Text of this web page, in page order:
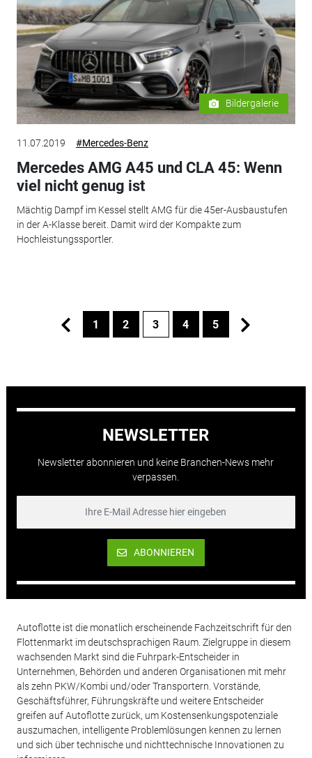
Bildergalerie
11.07.2019 #Mercedes-Benz
Mercedes AMG A45 und CLA 45: Wenn
viel nicht genug ist
Mächtig Dampf im Kessel stellt AMG für die 45er-Ausbaustufen
in der A-Klasse bereit. Damit wird der Kompakte zum
Hochleistungssportler.
1 2 3 4 5
NEWSLETTER
Newsletter abonnieren und keine Branchen-News mehr
verpassen.
ABONNIEREN
Autoflotte ist die monatlich erscheinende Fachzeitschrift für den
Flottenmarkt im deutschsprachigen Raum. Zielgruppe in diesem
wachsenden Markt sind die Fuhrpark-Entscheider in
Unternehmen, Behörden und anderen Organisationen mit mehr
als zehn PKW/Kombi und/oder Transportern. Vorstände,
Geschäftsführer, Führungskräfte und weitere Entscheider
greifen auf Autoflotte zurück, um Kostensenkungspotenziale
auszumachen, intelligente Problemlösungen kennen zu lernen
und sich über technische und nichttechnische Innovationen zu